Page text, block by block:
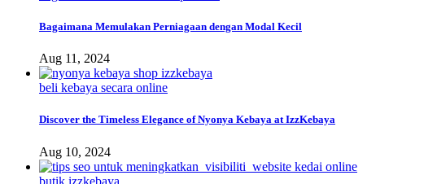
Bagaimana Memulakan Perniagaan dengan Modal Kecil
Aug 11, 2024
beli kebaya secara online
Discover the Timeless Elegance of Nyonya Kebaya at IzzKebaya
Aug 10, 2024
butik izzkebaya